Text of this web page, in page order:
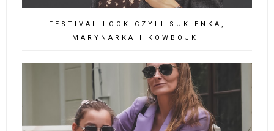
FESTIVAL LOOK CZYLI SUKIENKA,
MARYNARKA I KOWBOJKI